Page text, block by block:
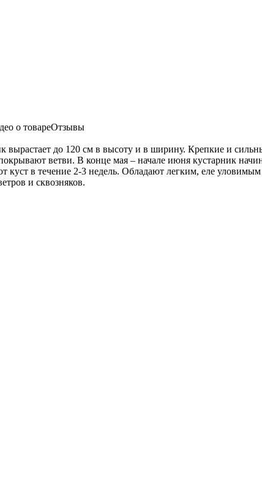
о товареОтзывы
до 120 см в высоту и в ширину. Крепкие и
ветви. В конце мая – начале июня кустарник
куст в течение 2-3 недель. Обладают легким, еле
и сквозняков.